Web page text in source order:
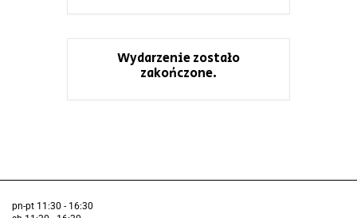
Wydarzenie zostało
zakończone.
pn-pt 11:30 - 16:30